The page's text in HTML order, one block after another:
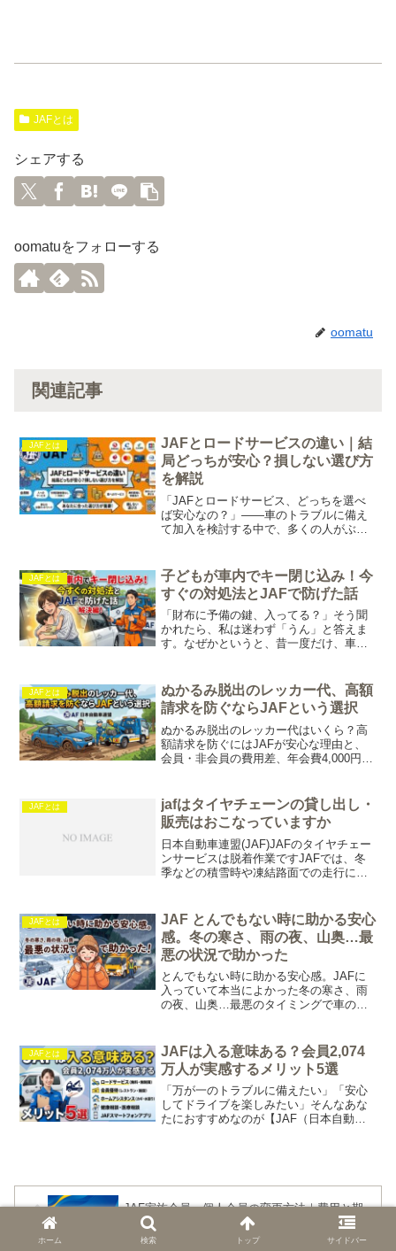
JAFとは
シェアする
oomatuをフォローする
oomatu
関連記事
JAFとは
JAFとロードサービスの違い｜結
局どっちが安心？損しない選び方
を解説
「JAFとロードサービス、どっちを選べ
ば安心なの？」――車のトラブルに備え
て加入を検討する中で、多くの人がぶつ
な違いがあるんです。
JAFとは
子どもが車内でキー閉じ込み！今
すぐの対処法とJAFで防げた話
「財布に予備の鍵、入ってる？」そう聞
かれたら、私は迷わず「うん」と答えま
す。なぜかというと、昔一度だけ、車の
ぶん昔のことでしたが、それでも1万
2,000円かかりました。...
JAFとは
ぬかるみ脱出のレッカー代、高額
請求を防ぐならJAFという選択
ぬかるみ脱出のレッカー代はいくら？高
額請求を防ぐにはJAFが安心な理由と、
会員・非会員の費用差、年会費4,000円で
JAFとは
jafはタイヤチェーンの貸し出し・
販売はおこなっていますか
日本自動車連盟(JAF)JAFのタイヤチェー
ンサービスは脱着作業ですJAFでは、冬
季などの積雪時や凍結路面での走行に必
ンの貸し出しや販売は行っていません。
JAFの行っ...
JAFとは
JAF とんでもない時に助かる安心
感。冬の寒さ、雨の夜、山奥…最
悪の状況で助かった
とんでもない時に助かる安心感。JAFに
入っていて本当によかった冬の寒さ、雨
の夜、山奥…最悪のタイミングで車のト
りません。たとえば…凍りつくような冬
の夜人里離れた山道土砂...
JAFとは
JAFは入る意味ある？会員2,074
万人が実感するメリット5選
「万が一のトラブルに備えたい」「安心
してドライブを楽しみたい」そんなあな
たにおすすめなのが【JAF（日本自動車
JAF家族会員→個人会員の変更方法｜費用と期
限を解説
ホーム 検索 トップ サイドバー